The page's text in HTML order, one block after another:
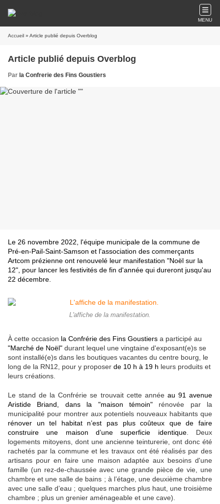
MENU
Accueil » Article publié depuis Overblog
Article publié depuis Overblog
Par la Confrerie des Fins Goustiers
Le 26 novembre 2022, l'équipe municipale de la commune de
Pré-en-Pail-Saint-Samson et l'association des commerçants
Artcom prézienne ont renouvelé leur manifestation "Noël sur la
12", pour lancer les festivités de fin d'année qui dureront jusqu'au
22 décembre.
L'affiche de la manifestation.
À cette occasion la Confrérie des Fins Goustiers a participé au
"Marché de Noël" durant lequel une vingtaine d'exposant(e)s se
sont installé(e)s dans les boutiques vacantes du centre bourg, le
long de la RN12, pour y proposer de 10 h à 19 h leurs produits et
leurs créations.
Le stand de la Confrérie se trouvait cette année au 91 avenue
Aristide Briand, dans la "maison témoin"rénovée par la
municipalité pour montrer aux potentiels nouveaux habitants que
rénover un tel habitat n’est pas plus coûteux que de faire
construire une maison d’une superficie identique. Deux
logements mitoyens, dont une ancienne teinturerie, ont donc été
rachetés par la commune et les travaux ont été réalisés par des
artisans pour en faire une maison adaptée aux besoins d'une
famille (un rez-de-chaussée avec une grande pièce de vie, une
chambre et une salle de bains ; à l’étage, une deuxième chambre
avec une salle d’eau ; quelques marches plus haut, une troisième
chambre ; plus un grenier aménageable et une cave).